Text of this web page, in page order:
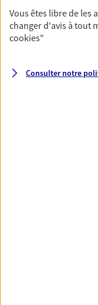
garanties
invalidité ou de
Vous êtes libre de les
changer d'avis à tout
cookies"
Consulter notre